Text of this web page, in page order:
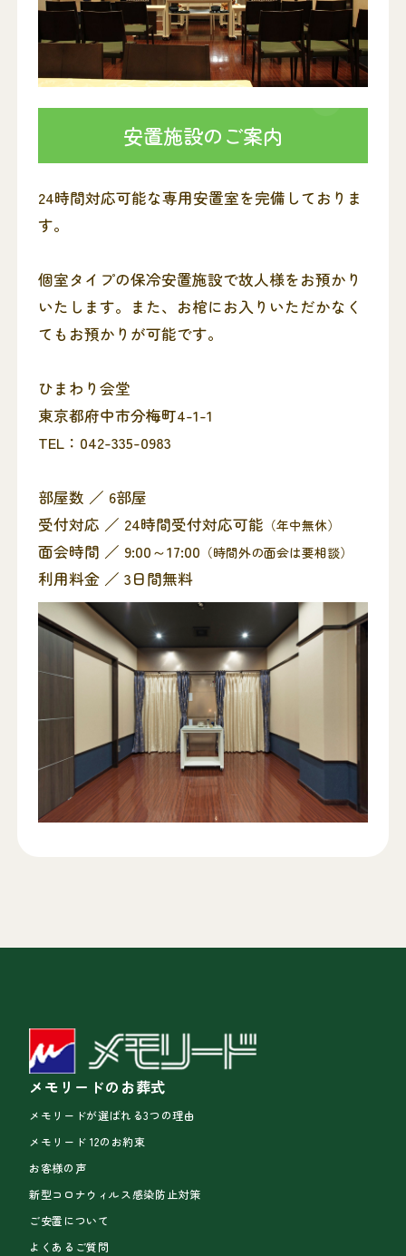
安置施設のご案内
24時間対応可能な専用安置室を完備しておりま
す。
個室タイプの保冷安置施設で故人様をお預かり
いたします。また、お棺にお入りいただかなく
てもお預かりが可能です。
ひまわり会堂
東京都府中市分梅町4-1-1
TEL：042-335-0983
部屋数 ／ 6部屋
受付対応 ／ 24時間受付対応可能 （年中無休）
面会時間 ／ 9:00～17:00 （時間外の面会は要相談）
利用料金 ／ 3日間無料
メモリードのお葬式
メモリードが選ばれる3つの理由
メモリード 12のお約束
お客様の声
新型コロナウィルス感染防止対策
ご安置について
よくあるご質問